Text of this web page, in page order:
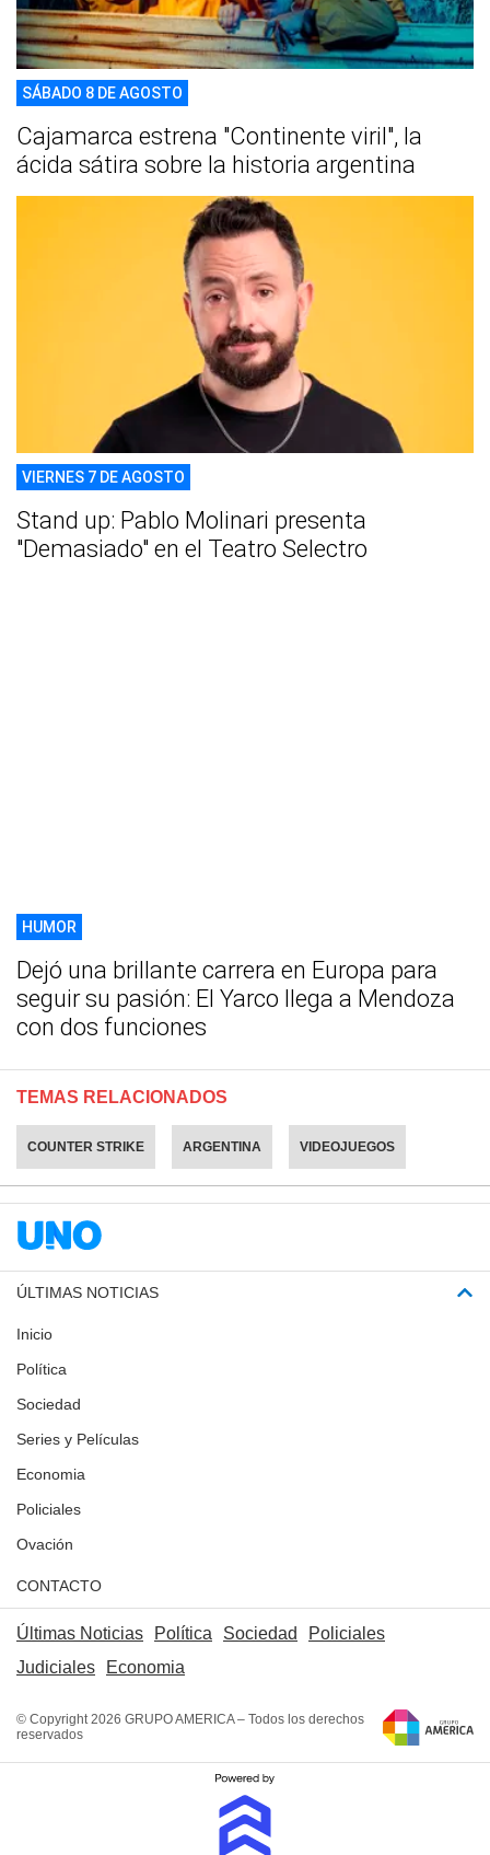
SÁBADO 8 DE AGOSTO
Cajamarca estrena "Continente viril", la
ácida sátira sobre la historia argentina
VIERNES 7 DE AGOSTO
Stand up: Pablo Molinari presenta
"Demasiado" en el Teatro Selectro
HUMOR
Dejó una brillante carrera en Europa para
seguir su pasión: El Yarco llega a Mendoza
con dos funciones
TEMAS RELACIONADOS
COUNTER STRIKE ARGENTINA VIDEOJUEGOS
ÚLTIMAS NOTICIAS
Inicio
Política
Sociedad
Series y Películas
Economia
Policiales
Ovación
CONTACTO
Últimas Noticias Política Sociedad
Policiales
Judiciales
Economia
© Copyright 2026 GRUPO AMERICA – Todos los derechos
reservados